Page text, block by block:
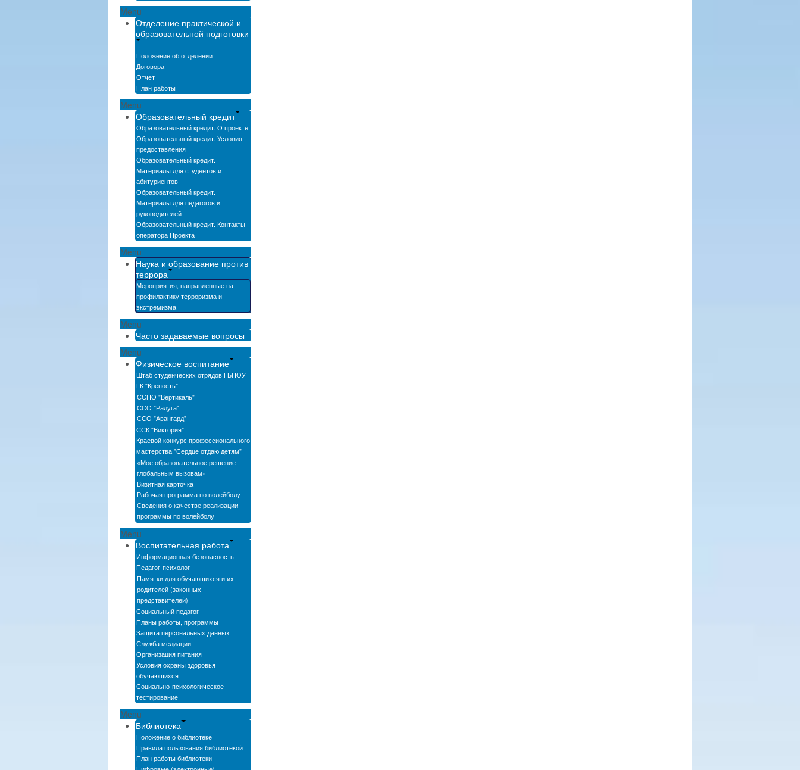
Menu
Отделение практической и
образовательной подготовки
Положение об отделении
Договора
Отчет
План работы
Menu
Образовательный кредит
Образовательный кредит. О проекте
Образовательный кредит. Условия
предоставления
Образовательный кредит.
Материалы для студентов и
абитуриентов
Образовательный кредит.
Материалы для педагогов и
руководителей
Образовательный кредит. Контакты
оператора Проекта
Menu
Наука и образование против
террора
Мероприятия, направленные на
профилактику терроризма и
экстремизма
Menu
Часто задаваемые вопросы
Menu
Физическое воспитание
Штаб студенческих отрядов ГБПОУ
ГК "Крепость"
ССПО "Вертикаль"
ССО "Радуга"
ССО "Авангард"
ССК "Виктория"
Краевой конкурс профессионального
мастерства "Сердце отдаю детям"
«Мое образовательное решение -
глобальным вызовам»
Визитная карточка
Рабочая программа по волейболу
Сведения о качестве реализации
программы по волейболу
Menu
Воспитательная работа
Информационная безопасность
Педагог-психолог
Памятки для обучающихся и их
родителей (законных
представителей)
Социальный педагог
Планы работы, программы
Защита персональных данных
Служба медиации
Организация питания
Условия охраны здоровья
обучающихся
Социально-психологическое
тестирование
Menu
Библиотека
Положение о библиотеке
Правила пользования библиотекой
План работы библиотеки